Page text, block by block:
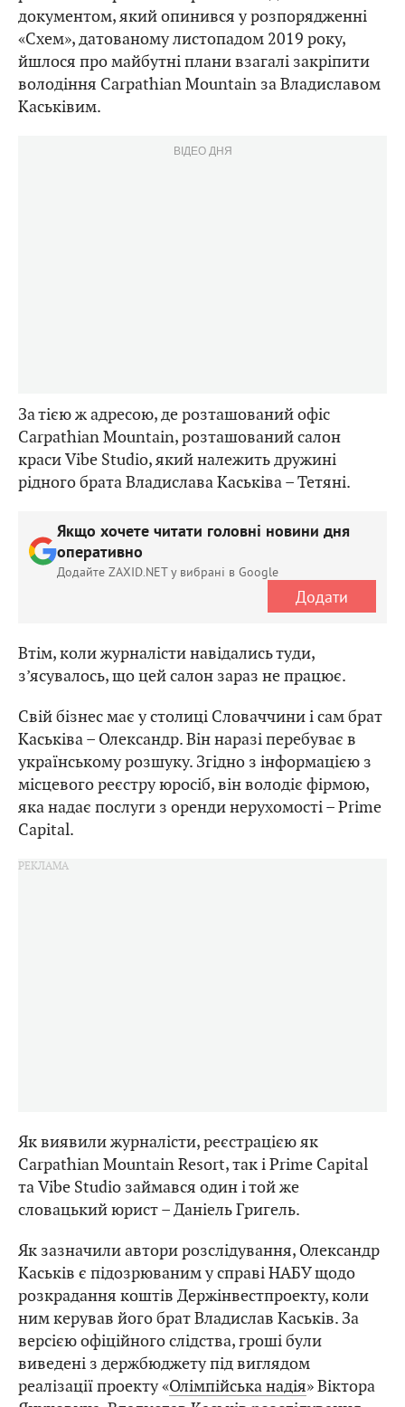
документом, який опинився у розпорядженні
«Схем», датованому листопадом 2019 року,
йшлося про майбутні плани взагалі закріпити
володіння Carpathian Mountain за Владиславом
Каськівим.
ВІДЕО ДНЯ
За тією ж адресою, де розташований офіс
Carpathian Mountain, розташований салон
краси Vibe Studio, який належить дружині
рідного брата Владислава Каськіва – Тетяні.
Якщо хочете читати головні новини дня
оперативно
Додайте ZAXID.NET у вибрані в Google
Додати
Втім, коли журналісти навідались туди,
з’ясувалось, що цей салон зараз не працює.
Свій бізнес має у столиці Словаччини і сам брат
Каськіва – Олександр. Він наразі перебуває в
українському розшуку. Згідно з інформацією з
місцевого реєстру юросіб, він володіє фірмою,
яка надає послуги з оренди нерухомості – Prime
Capital.
Як виявили журналісти, реєстрацією як
Carpathian Mountain Resort, так і Prime Capital
та Vibe Studio займався один і той же
словацький юрист – Даніель Григель.
Як зазначили автори розслідування, Олександр
Каськів є підозрюваним у справі НАБУ щодо
розкрадання коштів Держінвестпроекту, коли
ним керував його брат Владислав Каськів. За
версією офіційного слідства, гроші були
виведені з держбюджету під виглядом
реалізації проекту «Олімпійська надія» Віктора